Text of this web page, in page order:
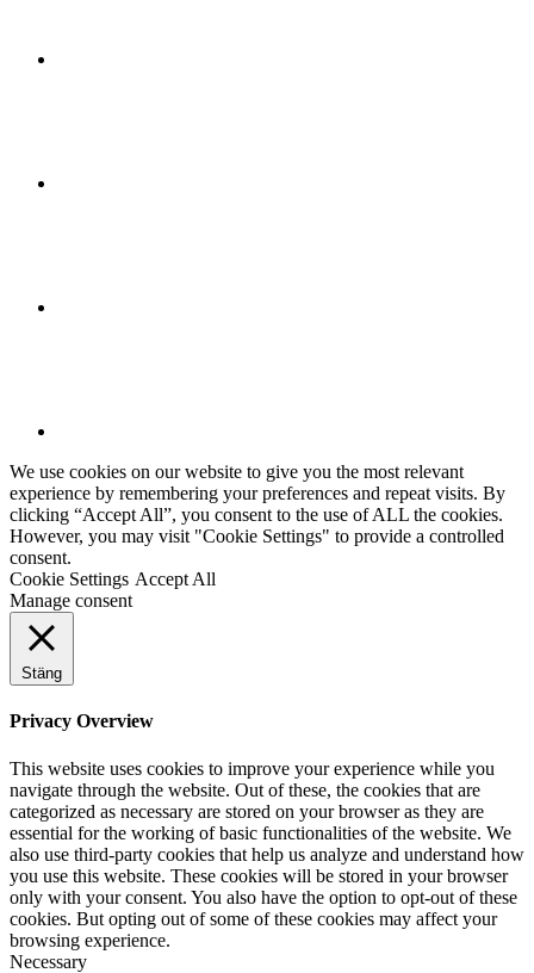
We use cookies on our website to give you the most relevant
experience by remembering your preferences and repeat visits. By
clicking “Accept All”, you consent to the use of ALL the cookies.
However, you may visit "Cookie Settings" to provide a controlled
consent.
Cookie Settings Accept All
Manage consent
Stäng
Privacy Overview
This website uses cookies to improve your experience while you
navigate through the website. Out of these, the cookies that are
categorized as necessary are stored on your browser as they are
essential for the working of basic functionalities of the website. We
also use third-party cookies that help us analyze and understand how
you use this website. These cookies will be stored in your browser
only with your consent. You also have the option to opt-out of these
cookies. But opting out of some of these cookies may affect your
browsing experience.
Necessary